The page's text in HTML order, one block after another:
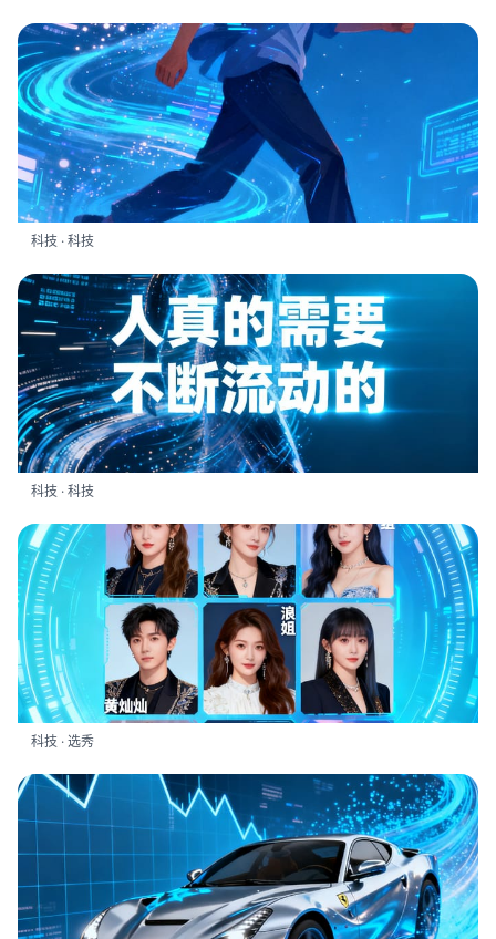
科技 · 科技
科技 · 科技
科技 · 选秀